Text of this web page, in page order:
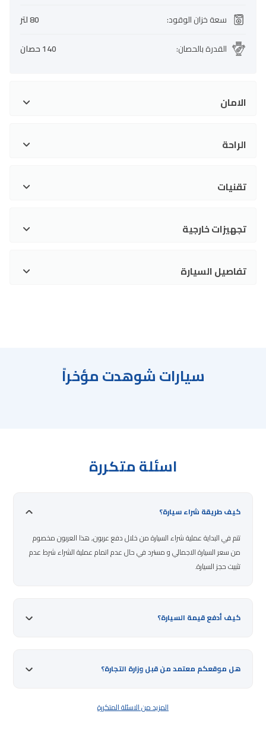
سعة خزان الوقود:
80 لتر
القدرة بالحصان: 140 حصان
الامان
الراحة
تقنيات
تجهيزات خارجية
تفاصيل السيارة
سيارات شوهدت مؤخراً
اسئلة متكررة
كيف طريقة شراء سيارة؟
تتم في البداية عملية شراء السيارة من خلال دفع عربون, هذا العربون مخصوم
من سعر السيارة الاجمالي و مسترد في حال عدم اتمام عملية الشراء شرط عدم
تثبيت حجز السيارة.
كيف أدفع قيمة السيارة؟
هل موقعكم معتمد من قبل وزارة التجارة؟
المزيد من الاسئلة المتكررة